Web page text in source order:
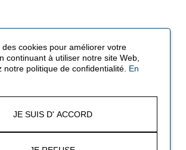
des cookies pour améliorer votre
continuant à utiliser notre site Web,
notre politique de confidentialité. En
JE SUIS D' ACCORD